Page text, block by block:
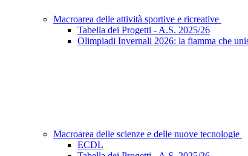
Macroarea delle attività sportive e ricreative
Tabella dei Progetti - A.S. 2025/26
Olimpiadi Invernali 2026: la fiamma che
Macroarea delle scienze e delle nuove tecnologie
ECDL